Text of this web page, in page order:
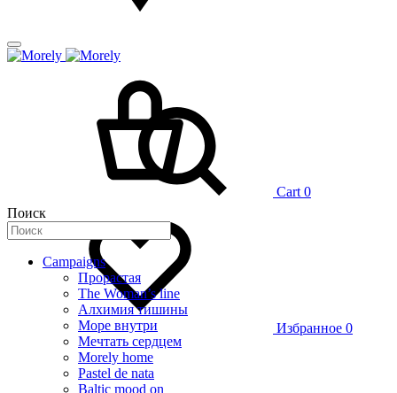
Cart 0
Избранное 0
Поиск
Campaigns
Прорастая
The Woman’s line
Алхимия тишины
Море внутри
Мечтать сердцем
Morely home
Pastel de nata
Baltic mood on